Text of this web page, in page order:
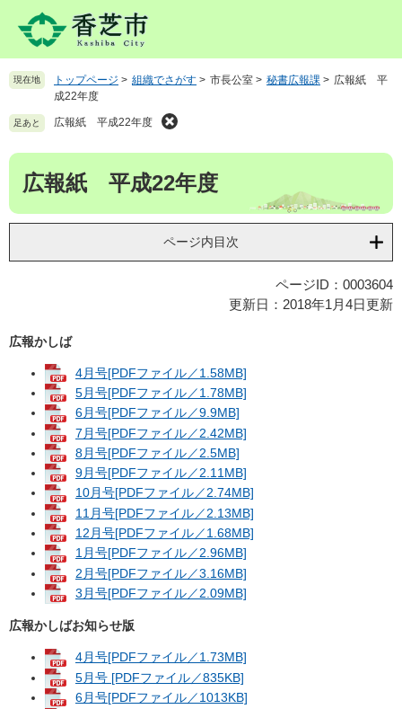
先
。
を
て
へ
現在地 トップページ > 組織でさがす > 市長公室 > 秘書広報課 > 広報紙 平
成22年度
足あと 広報紙 平成22年度
本
広報紙 平成22年度
ページ内目次
ページID：0003604
更新日：2018年1月4日更新
広報かしば
4月号[PDFファイル／1.58MB]
5月号[PDFファイル／1.78MB]
6月号[PDFファイル／9.9MB]
7月号[PDFファイル／2.42MB]
8月号[PDFファイル／2.5MB]
9月号[PDFファイル／2.11MB]
10月号[PDFファイル／2.74MB]
11月号[PDFファイル／2.13MB]
12月号[PDFファイル／1.68MB]
1月号[PDFファイル／2.96MB]
2月号[PDFファイル／3.16MB]
3月号[PDFファイル／2.09MB]
広報かしばお知らせ版
4月号[PDFファイル／1.73MB]
5月号 [PDFファイル／835KB]
6月号[PDFファイル／1013KB]